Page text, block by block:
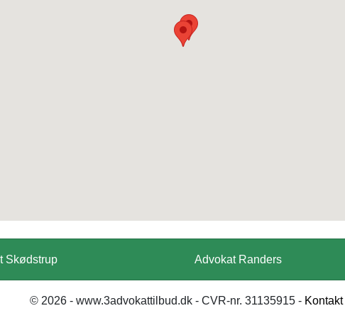
Skødstrup Advokat Randers
© 2026 - www.3advokattilbud.dk - CVR-nr. 31135915 - Kontakt